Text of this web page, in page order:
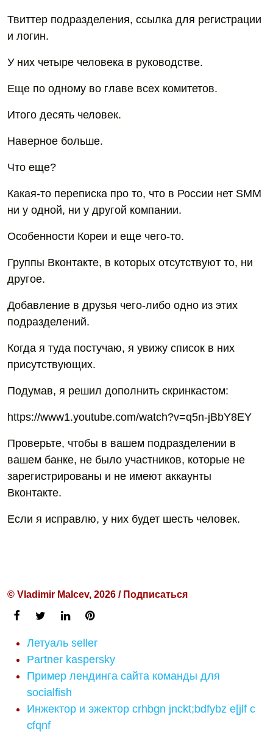
Твиттер подразделения, ссылка для регистрации
и логин.
У них четыре человека в руководстве.
Еще по одному во главе всех комитетов.
Итого десять человек.
Наверное больше.
Что еще?
Какая-то переписка про то, что в России нет SMM
ни у одной, ни у другой компании.
Особенности Кореи и еще чего-то.
Группы Вконтакте, в которых отсутствуют то, ни
другое.
Добавление в друзья чего-либо одно из этих
подразделений.
Когда я туда постучаю, я увижу список в них
присутствующих.
Подумав, я решил дополнить скринкастом:
https://www1.youtube.com/watch?v=q5n-jBbY8EY
Проверьте, чтобы в вашем подразделении в
вашем банке, не было участников, которые не
зарегистрированы и не имеют аккаунты
Вконтакте.
Если я исправлю, у них будет шесть человек.
© Vladimir Malcev, 2026 / Подписаться
Летуаль seller
Partner kaspersky
Пример лендинга сайта команды для
socialfish
Инжектор и эжектор crhbgn jnckt;bdfybz e[jlf c
cfqnf